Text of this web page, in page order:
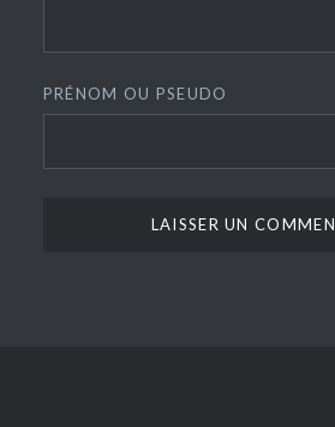
PRÉNOM OU PSEUDO